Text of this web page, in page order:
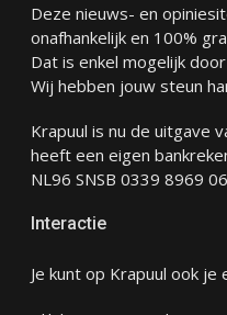
Deze nieuws- en
onafhankelijk en 100%
Dat is enkel mogelijk
Wij hebben jouw steun
Krapuul is nu de uitgave
heeft een eigen
NL96 SNSB 0339 8969
Interactie
Je kunt op Krapuul ook